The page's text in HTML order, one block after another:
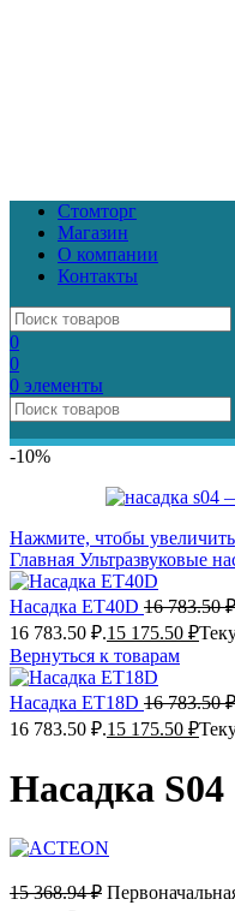
Стомторг
Магазин
О компании
Контакты
0
0
0 элементы
-10%
Нажмите, чтобы увеличить
Главная Ультразвуковые
Насадка ET40D 16 783.50₽
16 783.50 ₽.15 175.50 ₽
Вернуться к товарам
Насадка ET18D 16 783.50₽
16 783.50 ₽.15 175.50 ₽
Насадка S04
15 368.94₽